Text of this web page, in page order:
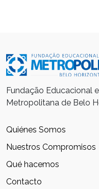
Fundação Educacional
Metropolitana de Belo
Quiénes Somos
Nuestros Compromisos
Qué hacemos
Contacto